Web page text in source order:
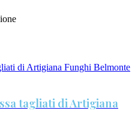
tagliati di Artigiana